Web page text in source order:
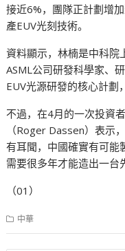
接近6%，團隊正計劃增
產EUV光刻技術。
資料顯示，林楠是中科院
ASML公司研發科學家、
EUV光源研發的核心計劃
不過，在4月的一次投資
（Roger Dassen）表示
有耳聞，中國確實有可能
需要很多年才能造出一台
（01）
中華